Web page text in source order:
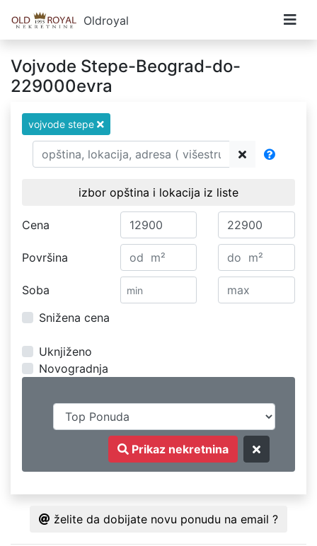
Oldroyal
Vojvode Stepe-Beograd-do-
229000evra
vojvode stepe
izbor opština i lokacija iz liste
Cena
Površina
Soba
Snižena cena
Uknjiženo
Novogradnja
Prikaz nekretnina
želite da dobijate novu ponudu na email ?